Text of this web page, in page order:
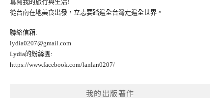
寫寫我的旅行與生活!
從台南在地美食出發，立志要踏遍全台灣走遍全世界。
聯絡信箱:
lydia0207@gmail.com
Lydia的紛絲團:
https://www.facebook.com/lanlan0207/
我的出版著作